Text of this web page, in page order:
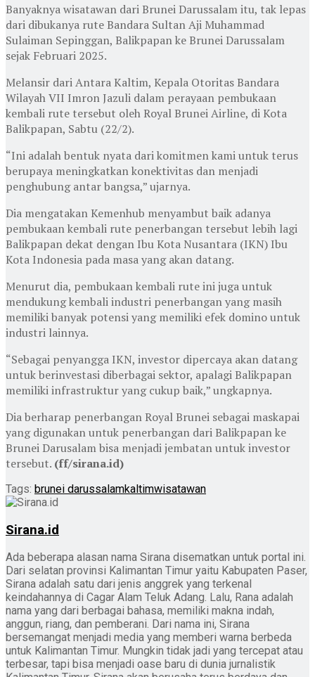
Banyaknya wisatawan dari Brunei Darussalam itu, tak lepas
dari dibukanya rute Bandara Sultan Aji Muhammad
Sulaiman Sepinggan, Balikpapan ke Brunei Darussalam
sejak Februari 2025.
Melansir dari Antara Kaltim, Kepala Otoritas Bandara
Wilayah VII Imron Jazuli dalam perayaan pembukaan
kembali rute tersebut oleh Royal Brunei Airline, di Kota
Balikpapan, Sabtu (22/2).
“Ini adalah bentuk nyata dari komitmen kami untuk terus
berupaya meningkatkan konektivitas dan menjadi
penghubung antar bangsa,” ujarnya.
Dia mengatakan Kemenhub menyambut baik adanya
pembukaan kembali rute penerbangan tersebut lebih lagi
Balikpapan dekat dengan Ibu Kota Nusantara (IKN) Ibu
Kota Indonesia pada masa yang akan datang.
Menurut dia, pembukaan kembali rute ini juga untuk
mendukung kembali industri penerbangan yang masih
memiliki banyak potensi yang memiliki efek domino untuk
industri lainnya.
“Sebagai penyangga IKN, investor dipercaya akan datang
untuk berinvestasi diberbagai sektor, apalagi Balikpapan
memiliki infrastruktur yang cukup baik,” ungkapnya.
Dia berharap penerbangan Royal Brunei sebagai maskapai
yang digunakan untuk penerbangan dari Balikpapan ke
Brunei Darusalam bisa menjadi jembatan untuk investor
tersebut. (ff/sirana.id)
Tags: brunei darussalamkaltimwisatawan
Sirana.id
Ada beberapa alasan nama Sirana disematkan untuk portal ini.
Dari selatan provinsi Kalimantan Timur yaitu Kabupaten Paser,
Sirana adalah satu dari jenis anggrek yang terkenal
keindahannya di Cagar Alam Teluk Adang. Lalu, Rana adalah
nama yang dari berbagai bahasa, memiliki makna indah,
anggun, riang, dan pemberani. Dari nama ini, Sirana
bersemangat menjadi media yang memberi warna berbeda
untuk Kalimantan Timur. Mungkin tidak jadi yang tercepat atau
terbesar, tapi bisa menjadi oase baru di dunia jurnalistik